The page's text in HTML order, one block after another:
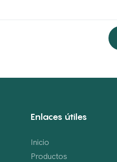
Enlaces útiles
Inicio
Productos